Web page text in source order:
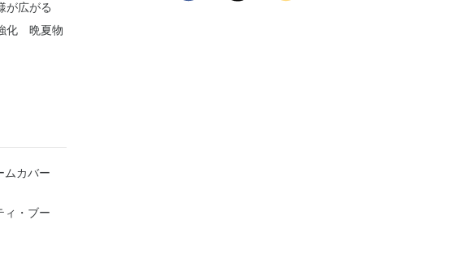
が広がる
化 晩夏物
ムカバー
ィ・ブー